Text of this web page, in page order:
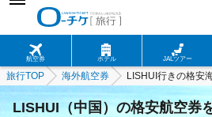
航空券 ホテル JALツアー
旅行TOP 海外航空券 LISHUI行きの格安
LISHUI（中国）の格安航空券